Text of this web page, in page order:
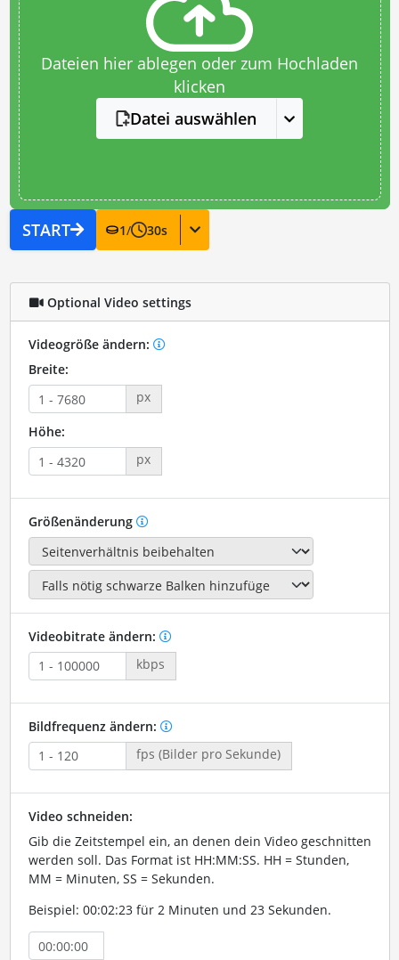
Dateien hier ablegen oder zum Hochladen
klicken
Datei auswählen
START 1/ 30s
Optional Video settings
Videogröße ändern:
Breite:
px
Höhe:
px
Größenänderung
Videobitrate ändern:
kbps
Bildfrequenz ändern:
fps (Bilder pro Sekunde)
Video schneiden:
Gib die Zeitstempel ein, an denen dein Video geschnitten
werden soll. Das Format ist HH:MM:SS. HH = Stunden,
MM = Minuten, SS = Sekunden.
Beispiel: 00:02:23 für 2 Minuten und 23 Sekunden.